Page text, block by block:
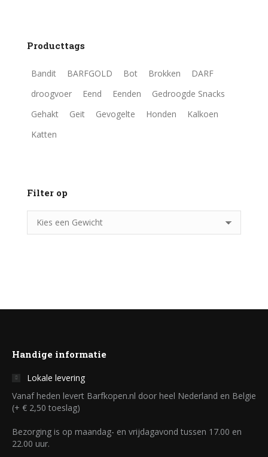
Producttags
Bandit BARFGOLD Bot Brokken
DARF
droogvoer
Eend Eenden
Gedroogde Snacks
Gehakt
Geit Gevogelte Honden
Kalkoen
Katten
Filter op
Handige informatie
Lokale levering
Vanaf heden levert Barfkopen.nl door heel Nederland en Belgie
(+ € 2,50 toeslag)
Bezorging is op maandag- en vrijdagavond tussen 17.00 en
22.00 uur.